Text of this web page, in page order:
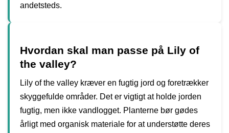
andetsteds.
Hvordan skal man passe på Lily of
the valley?
Lily of the valley kræver en fugtig jord og foretrækker
skyggefulde områder. Det er vigtigt at holde jorden
fugtig, men ikke vandlogget. Planterne bør gødes
årligt med organisk materiale for at understøtte deres